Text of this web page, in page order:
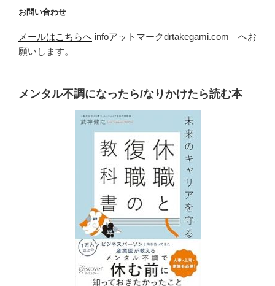
お問い合わせ
メールはこちらへ infoアットマークdrtakegami.com へお
願いします。
メンタル不調になったら/なりかけたら読む本